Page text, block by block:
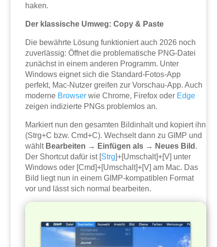
haken.
Der klassische Umweg: Copy & Paste
Die bewährte Lösung funktioniert auch 2026 noch
zuverlässig: Öffnet die problematische PNG-Datei
zunächst in einem anderen Programm. Unter
Windows eignet sich die Standard-Fotos-App
perfekt, Mac-Nutzer greifen zur Vorschau-App. Auch
moderne Browser wie Chrome, Firefox oder Edge
zeigen indizierte PNGs problemlos an.
Markiert nun den gesamten Bildinhalt und kopiert ihn
(Strg+C bzw. Cmd+C). Wechselt dann zu GIMP und
wählt Bearbeiten → Einfügen als → Neues Bild .
Der Shortcut dafür ist [Strg]+[Umschalt]+[V] unter
Windows oder [Cmd]+[Umschalt]+[V] am Mac. Das
Bild liegt nun in einem GIMP-kompatiblen Format
vor und lässt sich normal bearbeiten.